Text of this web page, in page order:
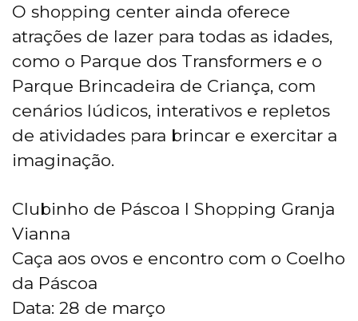
O shopping center ainda oferece
atrações de lazer para todas as idades,
como o Parque dos Transformers e o
Parque Brincadeira de Criança, com
cenários lúdicos, interativos e repletos
de atividades para brincar e exercitar a
imaginação.
Clubinho de Páscoa I Shopping Granja
Vianna
Caça aos ovos e encontro com o Coelho
da Páscoa
Data: 28 de março